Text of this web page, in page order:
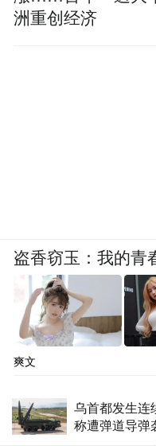
日本将与乌
焦发展攻击
洲重创经济
盗香窃玉：我的青
爽文